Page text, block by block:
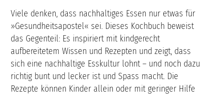
Viele denken, dass nachhaltiges Essen nur etwas für
»Gesundheitsapostel« sei. Dieses Kochbuch beweist
das Gegenteil: Es inspiriert mit kindgerecht
aufbereitetem Wissen und Rezepten und zeigt, dass
sich eine nachhaltige Esskultur lohnt – und noch dazu
richtig bunt und lecker ist und Spass macht. Die
Rezepte können Kinder allein oder mit geringer Hilfe